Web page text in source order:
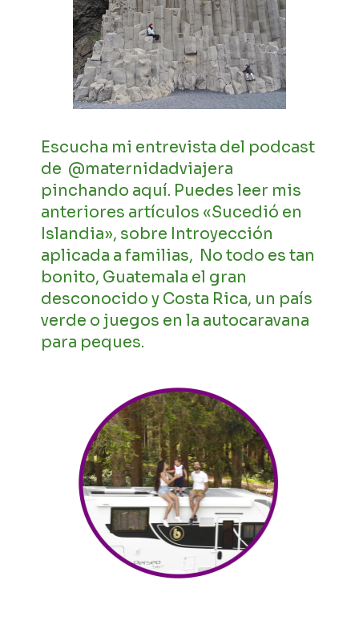
Escucha mi entrevista del podcast
de @maternidadviajera
pinchando aquí. Puedes leer mis
anteriores artículos «Sucedió en
Islandia», sobre Introyección
aplicada a familias, No todo es tan
bonito, Guatemala el gran
desconocido y Costa Rica, un país
verde o juegos en la autocaravana
para peques.